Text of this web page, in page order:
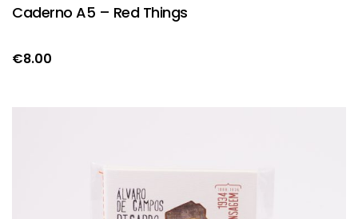
Caderno A5 – Red Things
€8.00